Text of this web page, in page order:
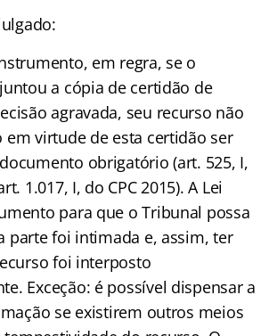
em regra, se o
a cópia de certidão de
agravada, seu recurso não
em virtude de esta certidão ser
obrigatório (art. 525, I,
1.017, I, do CPC 2015). A Lei
para que o Tribunal possa
parte foi intimada e, assim, ter
foi interposto
Exceção: é possível dispensar a
se existirem outros meios